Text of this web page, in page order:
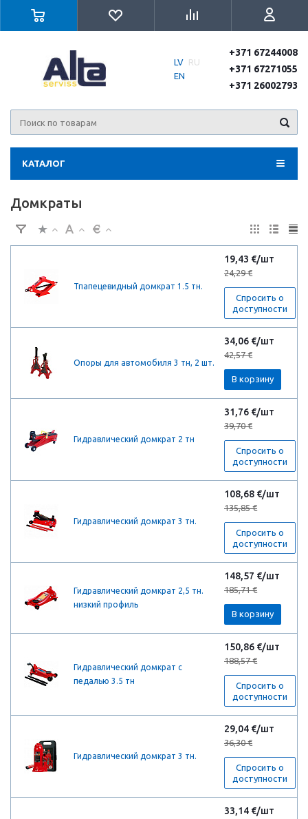
LV RU
EN
+371 67244008
+371 67271055
+371 26002793
КАТАЛОГ
Домкраты
Тпапецевидный домкрат 1.5 тн.
19,43 €/шт
24,29 €
Спросить о
доступности
Опоры для автомобиля 3 тн, 2 шт.
34,06 €/шт
42,57 €
В корзину
Гидравлический домкрат 2 тн
31,76 €/шт
39,70 €
Спросить о
доступности
Гидравлический домкрат 3 тн.
108,68 €/шт
135,85 €
Спросить о
доступности
Гидравлический домкрат 2,5 тн.
низкий профиль
148,57 €/шт
185,71 €
В корзину
Гидравлический домкрат с
педалью 3.5 тн
150,86 €/шт
188,57 €
Спросить о
доступности
Гидравлический домкрат 3 тн.
29,04 €/шт
36,30 €
Спросить о
доступности
33,14 €/шт